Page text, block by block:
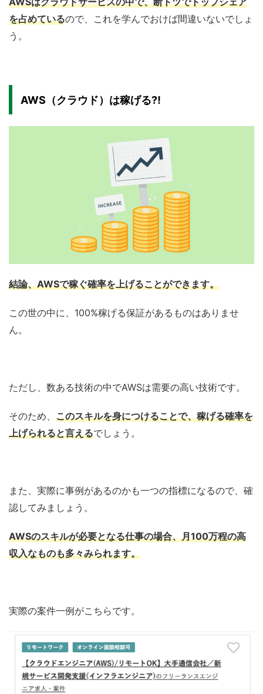
を占めているので、これを学んでおけば間違いないでしょ
う。
AWS（クラウド）は稼げる⁈
結論、AWSで稼ぐ確率を上げることができます。
この世の中に、100%稼げる保証があるものはありませ
ん。
ただし、数ある技術の中でAWSは需要の高い技術です。
そのため、 このスキルを身につけることで、稼げる確率を
上げられると言えるでしょう。
また、実際に事例があるのかも一つの指標になるので、確
認してみましょう。
AWSのスキルが必要となる仕事の場合、月100万程の高
収入なものも多々みられます。
実際の案件一例がこちらです。